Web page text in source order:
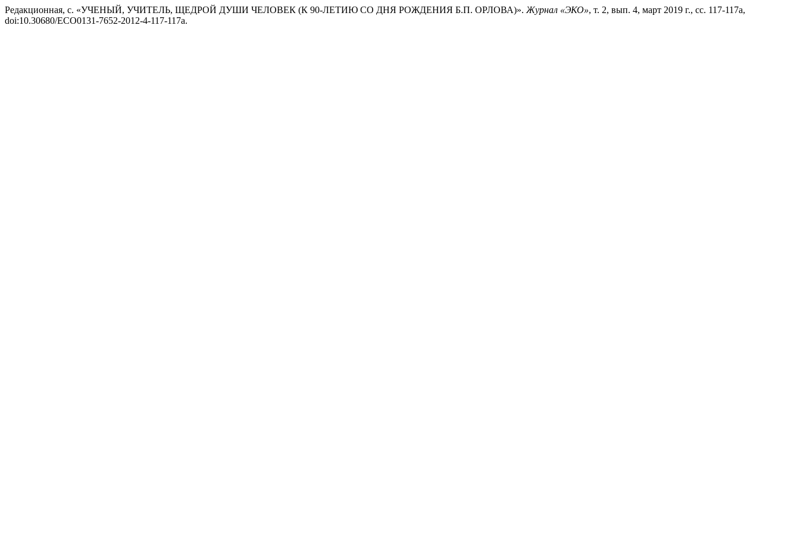
Редакционная, с. «УЧЕНЫЙ, УЧИТЕЛЬ, ЩЕДРОЙ ДУШИ ЧЕЛОВЕК (К 90-ЛЕТИЮ СО ДНЯ РОЖДЕНИЯ Б.П. ОРЛОВА)». Журнал «ЭКО», т. 2, вып. 4, март 2019 г., сс. 117-117a,
doi:10.30680/ECO0131-7652-2012-4-117-117a.